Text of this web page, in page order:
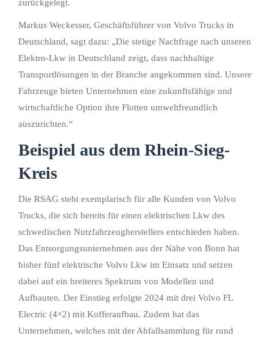
zurückgelegt.
Markus Weckesser, Geschäftsführer von Volvo Trucks in
Deutschland, sagt dazu: „Die stetige Nachfrage nach unseren
Elektro-Lkw in Deutschland zeigt, dass nachhaltige
Transportlösungen in der Branche angekommen sind. Unsere
Fahrzeuge bieten Unternehmen eine zukunftsfähige und
wirtschaftliche Option ihre Flotten umweltfreundlich
auszurichten.“
Beispiel aus dem Rhein-Sieg-
Kreis
Die RSAG steht exemplarisch für alle Kunden von Volvo
Trucks, die sich bereits für einen elektrischen Lkw des
schwedischen Nutzfahrzeugherstellers entschieden haben.
Das Entsorgungsunternehmen aus der Nähe von Bonn hat
bisher fünf elektrische Volvo Lkw im Einsatz und setzen
dabei auf ein breiteres Spektrum von Modellen und
Aufbauten. Der Einstieg erfolgte 2024 mit drei Volvo FL
Electric (4×2) mit Kofferaufbau. Zudem hat das
Unternehmen, welches mit der Abfallsammlung für rund